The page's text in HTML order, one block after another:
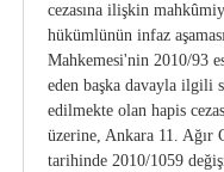
cezasına ilişkin
hükümlünün infaz
Mahkemesi'nin 2010/93
eden başka davayla ilgili
edilmekte olan hapis
üzerine, Ankara 11. Ağır
tarihinde 2010/1059